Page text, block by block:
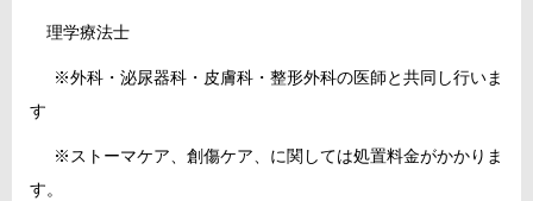
理学療法士
※外科・泌尿器科・皮膚科・整形外科の医師と共同し行いま
す
※ストーマケア、創傷ケア、に関しては処置料金がかかりま
す。